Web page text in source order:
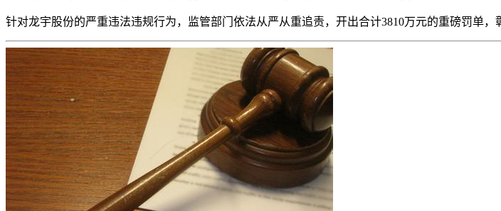
针对龙宇股份的严重违法违规行为，监管部门依法从严从重追责，开出合计3810万元的重磅罚单，